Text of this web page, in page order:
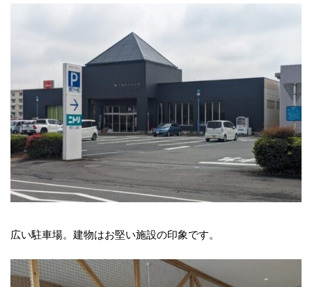
広い駐車場。建物はお堅い施設の印象です。